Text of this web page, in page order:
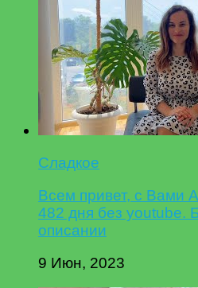
Сладкое
Всем привет, с Вами
482 дня без youtube.
описании
9 Июн, 2023